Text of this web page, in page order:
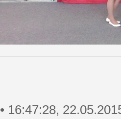
• 16:47:28,